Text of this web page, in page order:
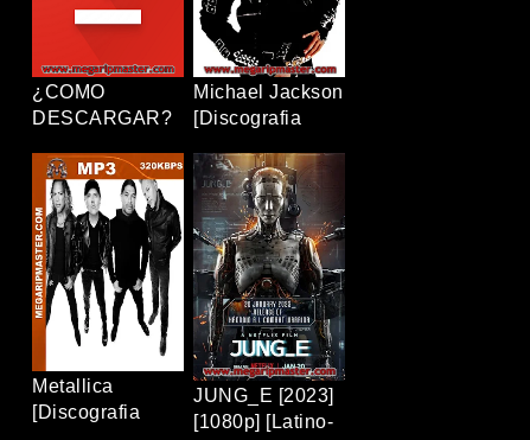
¿COMO
DESCARGAR?
Michael Jackson
[Discografia
[320Kbps] [MP3]
[TERABOX]
Metallica
[Discografia
JUNG_E [2023]
[1080p] [Latino-